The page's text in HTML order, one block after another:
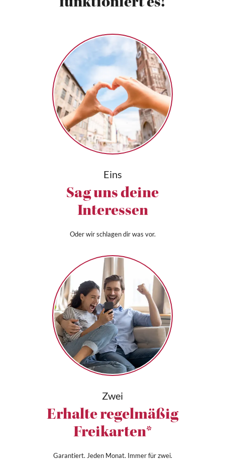
funktioniert es!
Eins
Sag uns deine
Interessen
Oder wir schlagen dir was vor.
Zwei
Erhalte regelmäßig
Freikarten*
Garantiert. Jeden Monat. Immer für zwei.